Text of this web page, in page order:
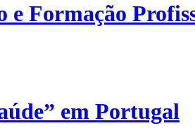
Formação
em Portugal